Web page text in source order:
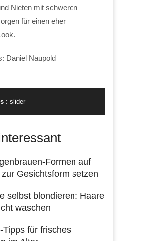
Nieten mit schweren
für einen eher
Daniel Naupold
: slider
Formen auf
Gesichtsform setzen
selbst blondieren: Haare
waschen
Tipps für frisches